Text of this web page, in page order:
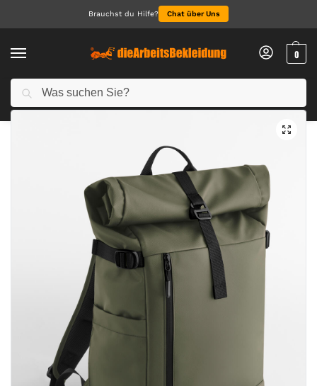
Brauchst du Hilfe? Chat über Uns
0
Start NEU 2026 / Everyday Carry 25 Litre Roll-Top Backpack